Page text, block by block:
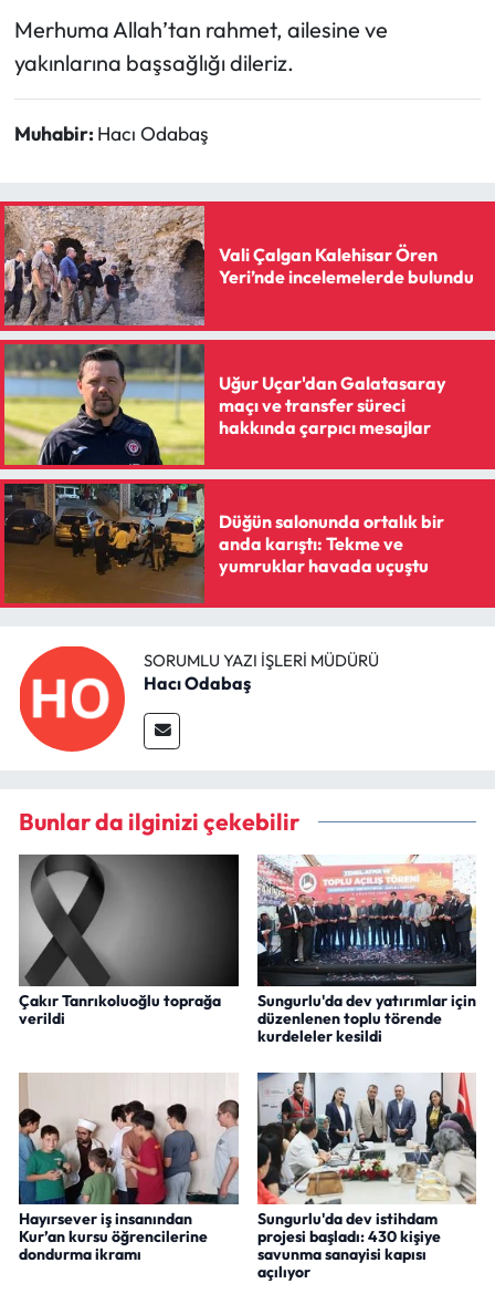
Merhuma Allah’tan rahmet, ailesine ve
yakınlarına başsağlığı dileriz.
Muhabir: Hacı Odabaş
Vali Çalgan Kalehisar Ören
Yeri’nde incelemelerde bulundu
Uğur Uçar'dan Galatasaray
maçı ve transfer süreci
hakkında çarpıcı mesajlar
Düğün salonunda ortalık bir
anda karıştı: Tekme ve
yumruklar havada uçuştu
SORUMLU YAZI İŞLERI MÜDÜRÜ
Hacı Odabaş
Bunlar da ilginizi çekebilir
Çakır Tanrıkoluoğlu toprağa
verildi
Sungurlu'da dev yatırımlar için
düzenlenen toplu törende
kurdeleler kesildi
Hayırsever iş insanından
Kur’an kursu öğrencilerine
dondurma ikramı
Sungurlu'da dev istihdam
projesi başladı: 430 kişiye
savunma sanayisi kapısı
açılıyor
Osmancık Haberleri
Resmi İlan
Resmi Reklam
Sağlık
Siyaset
Spor
Sungurlu Haberleri
Turizm
Uğurludağ Haberleri
Yaşam
Yayla Haber
Yemek Tarifleri